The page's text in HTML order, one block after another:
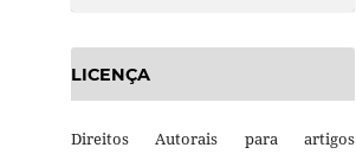
LICENÇA
Direitos Autorais para artigos